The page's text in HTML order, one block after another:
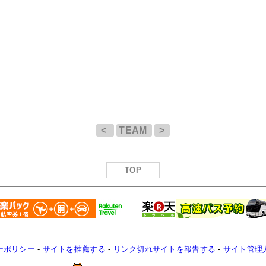
< TEAM >
TOP
ポリシー - サイトを推薦する - リンク切れサイトを報告する - サイト管理